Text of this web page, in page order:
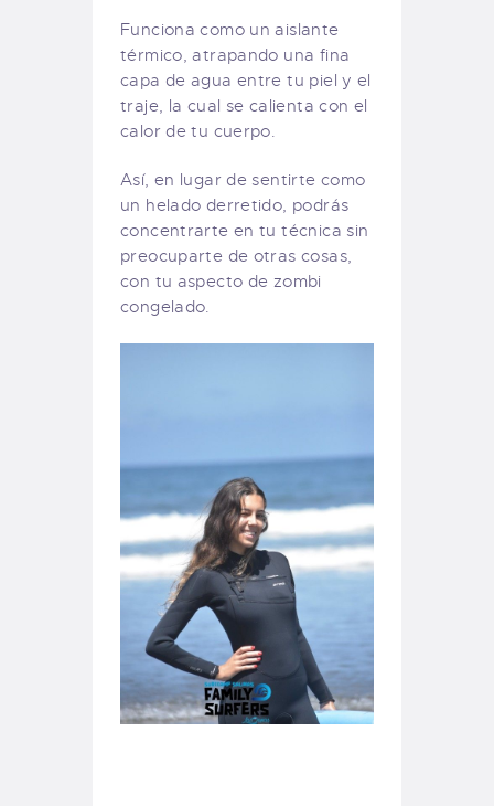
Funciona como un aislante
térmico, atrapando una fina
capa de agua entre tu piel y el
traje, la cual se calienta con el
calor de tu cuerpo.
Así, en lugar de sentirte como
un helado derretido, podrás
concentrarte en tu técnica sin
preocuparte de otras cosas,
con tu aspecto de zombi
congelado.